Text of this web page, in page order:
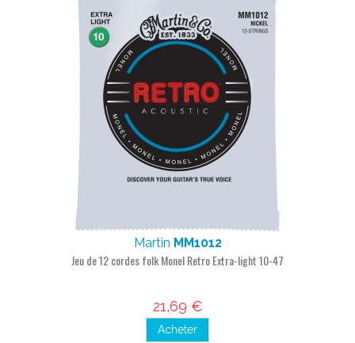
Martin MM1012
Jeu de 12 cordes folk Monel Retro Extra-light 10-47
21,69 €
Acheter